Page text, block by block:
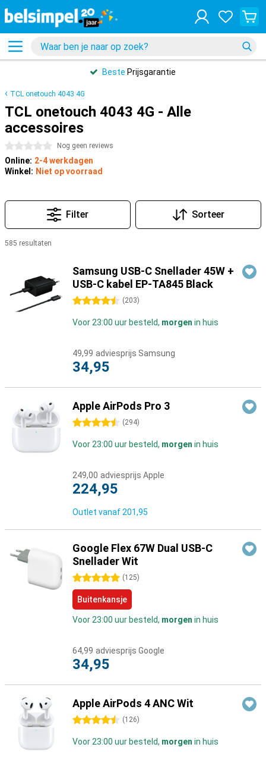
Beste Prijsgarantie
TCL onetouch 4043 4G
TCL onetouch 4043 4G - Alle
accessoires
0 sterren Nog geen reviews
Online: 2-4 werkdagen
Winkel: Niet op voorraad
Filter Sorteer
585 resultaten
Samsung USB-C Snellader 45W +
USB-C kabel EP-TA845 Black
4.5 sterren (203)
Voor 23:00 uur besteld, morgen in huis
49,99 adviesprijs Samsung
34,95
Apple AirPods Pro 3
4.5 sterren (294)
Voor 23:00 uur besteld, morgen in huis
249,00 adviesprijs Apple
224,95
Outlet vanaf 201,95
Google Flex 67W Dual USB-C
Snellader Wit
5 sterren (125)
Buitenkansje
Voor 23:00 uur besteld, morgen in huis
64,99 adviesprijs Google
34,95
Apple AirPods 4 ANC Wit
4.5 sterren (126)
Voor 23:00 uur besteld, morgen in huis